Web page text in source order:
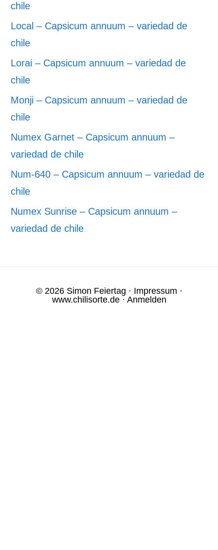
chile
Local – Capsicum annuum – variedad de
chile
Lorai – Capsicum annuum – variedad de
chile
Monji – Capsicum annuum – variedad de
chile
Numex Garnet – Capsicum annuum –
variedad de chile
Num-640 – Capsicum annuum – variedad de
chile
Numex Sunrise – Capsicum annuum –
variedad de chile
© 2026 Simon Feiertag · Impressum ·
www.chilisorte.de· Anmelden